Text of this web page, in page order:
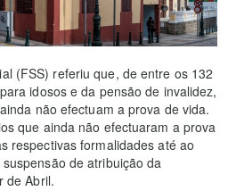
(FSS) referiu que, de entre os 132
idosos e da pensão de invalidez,
não efectuam a prova de vida.
que ainda não efectuaram a prova
respectivas formalidades até ao
de atribuição da
de Abril.